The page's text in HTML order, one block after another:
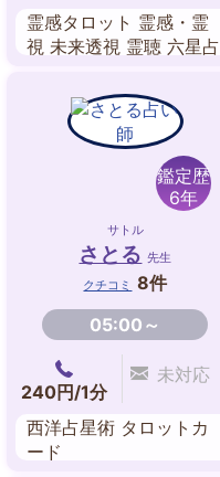
霊感タロット 霊感・霊
視 未来透視 霊聴 六星占
鑑定歴
6年
サトル
さとる 先生
クチコミ
8件
05:00～
240円/1分
未対応
西洋占星術 タロットカ
ード